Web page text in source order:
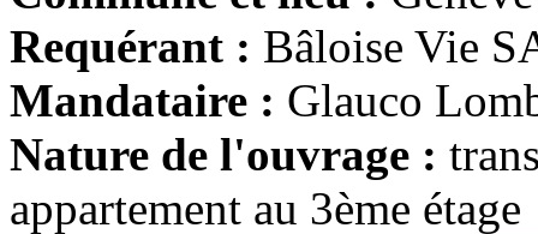
Requérant : Bâloise Vie
Mandataire : Glauco
Nature de l'ouvrage :
appartement au 3ème étage